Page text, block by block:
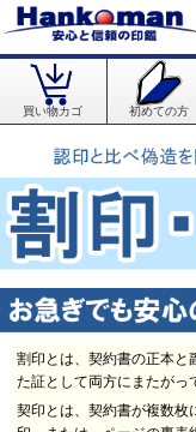
買い物カゴ 初めての方
割印とは、契約書の正本と
た証として両方にまたがっ
契印とは、契約書が複数枚